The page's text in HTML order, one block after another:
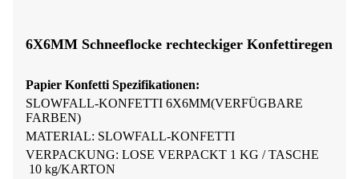
6X6MM Schneeflocke rechteckiger Konfettiregen
Papier Konfetti Spezifikationen:
SLOWFALL-KONFETTI 6X6MM(VERFÜGBARE
FARBEN)
MATERIAL: SLOWFALL-KONFETTI
VERPACKUNG: LOSE VERPACKT 1 KG /TASCHE
10 kg/KARTON